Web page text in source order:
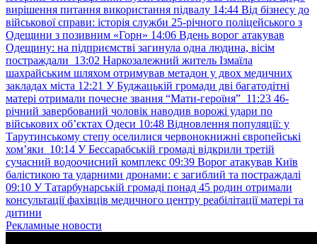
вирішення питання використання підвалу 14:44 Від бізнесу до
військової справи: історія служби 25-річного поліцейського з
Одещини з позивним «Горн» 14:06 Вдень ворог атакував
Одещину: на підприємстві загинула одна людина, вісім
постраждали 13:02 Наркозалежний житель Ізмаїла
шахрайським шляхом отримував метадон у двох медичних
закладах міста 12:21 У Буджацькій громади дві багатодітні
матері отримали почесне звання “Мати-героїня” 11:23 46-
річний завербований чоловік наводив ворожі удари по
військових обʼєктах Одеси 10:48 Відновлення популяції: у
Тарутинському степу оселилися червонокнижні європейські
хом’яки 10:14 У Бессарабській громаді відкрили третій
сучасний водоочисний комплекс 09:39 Ворог атакував Київ
балістикою та ударними дронами: є загиблий та постраждалі
09:10 У Татарбунарській громаді понад 45 родин отримали
консультації фахівців медичного центру реабілітації матері та
дитини
Рекламные новости